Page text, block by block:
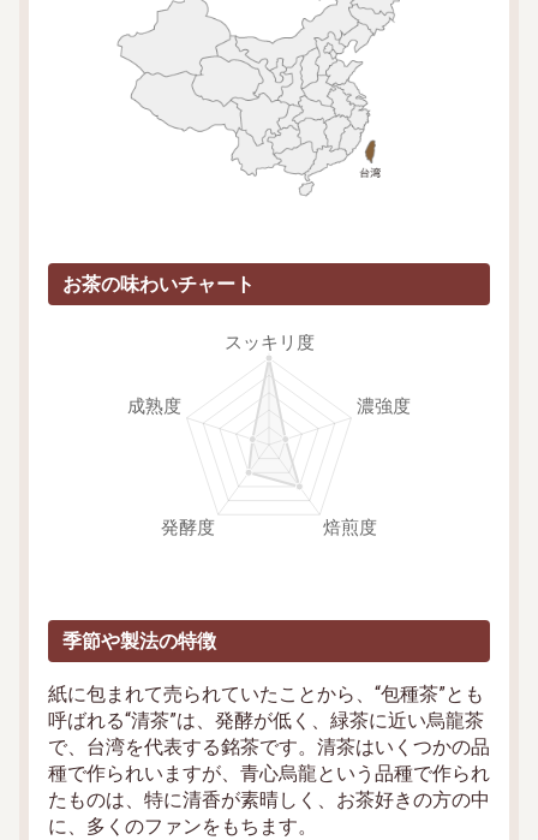
お茶の味わいチャート
季節や製法の特徴
紙に包まれて売られていたことから、“包種茶”とも
呼ばれる“清茶”は、発酵が低く、緑茶に近い烏龍茶
で、台湾を代表する銘茶です。清茶はいくつかの品
種で作られいますが、青心烏龍という品種で作られ
たものは、特に清香が素晴しく、お茶好きの方の中
に、多くのファンをもちます。